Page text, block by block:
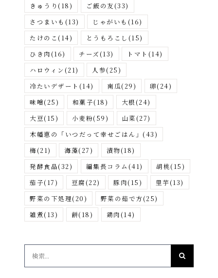
きゅうり (18) ご飯の友(33)
さつまいも (13) じゃがいも (16)
たけのこ(14) とうもろこし (15)
ひき肉(16) チーズ(13) トマト (14)
ハロウィン(21) 人参(25)
冷たいデザート (14) 南瓜(29) 卵(24)
味噌(25) 和菓子(18) 大根(24)
大豆(15) 小麦粉(59) 山菜(27)
木幡恵の「いつだって幸せごはん」 (43)
梅(21) 海藻(27) 漬物(18)
発酵食品(32) 編集長コラム (41) 胡桃(15)
茄子(17) 豆腐(22) 豚肉(15) 里芋(13)
野菜の下処理(20) 野菜の茹で方(25)
雑煮(13) 餅(18) 鶏肉(14)